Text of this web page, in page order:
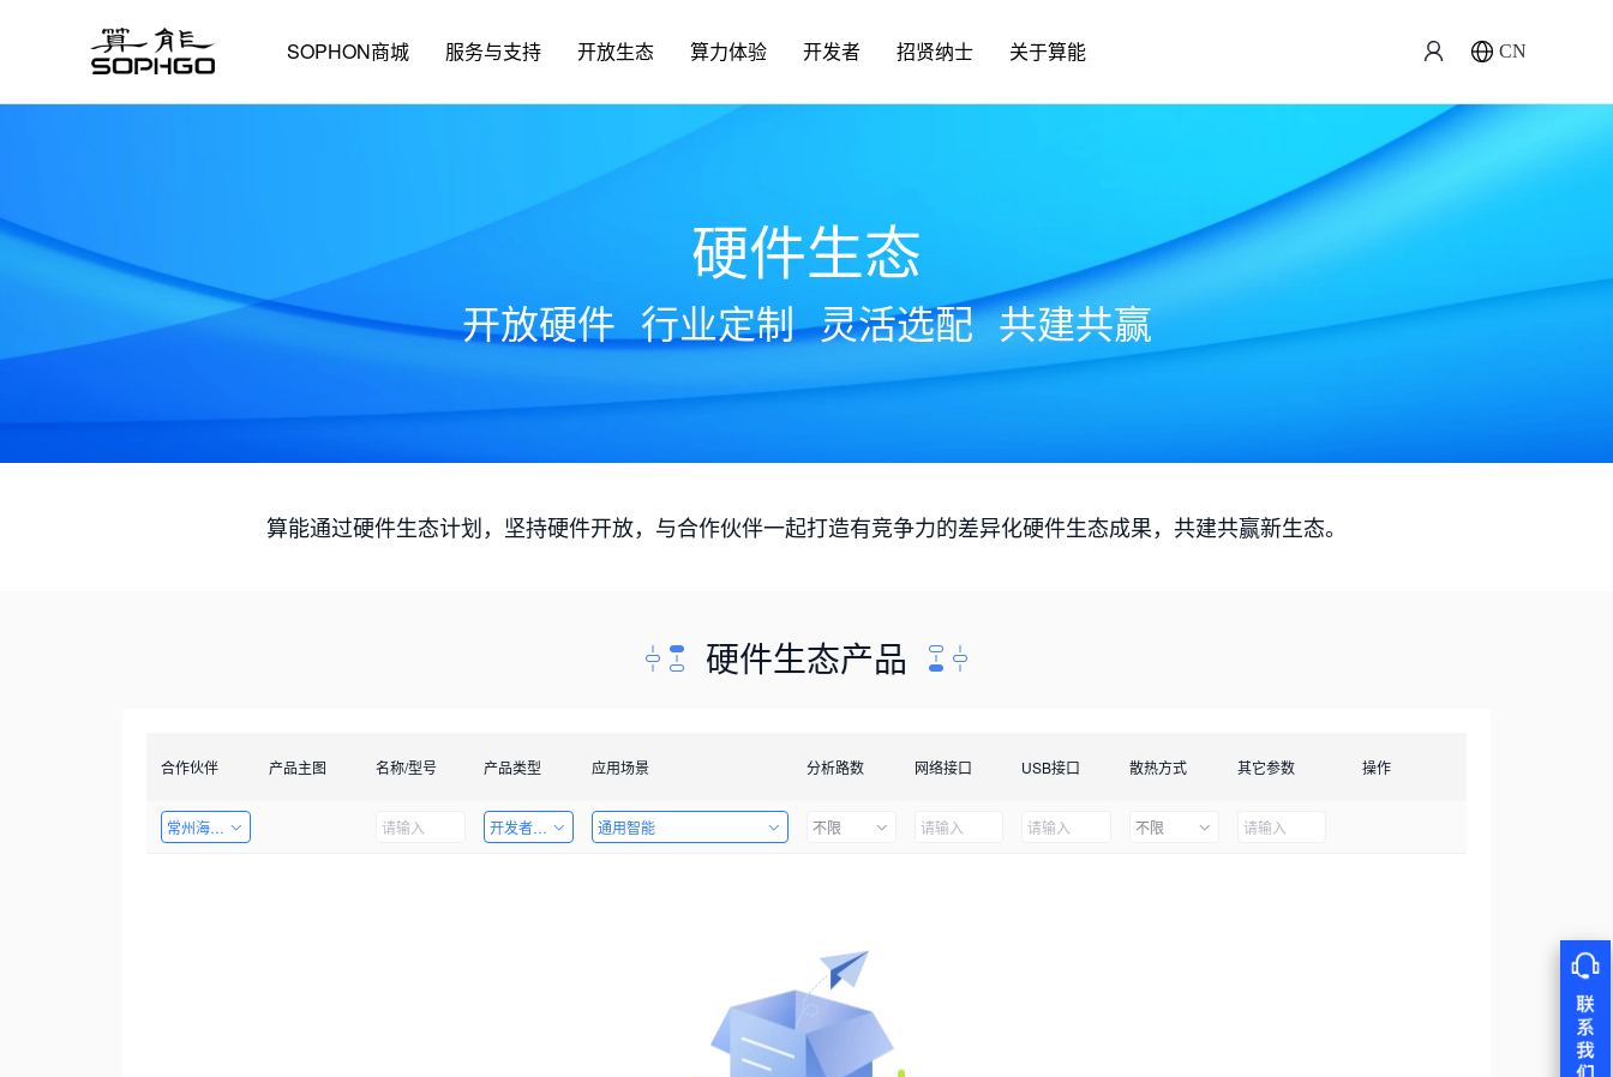
SOPHON商城 服务与支持 开放生态 算力体验 开发者 招贤纳士 关于算能 CN
硬件生态
开放硬件 行业定制 灵活选配 共建共赢
算能通过硬件生态计划，坚持硬件开放，与合作伙伴一起打造有竞争力的差异化硬件生态成果，共建共赢新生态。
硬件生态产品
合作伙伴 产品主图 名称/型号 产品类型 应用场景 分析路数 网络接口 USB接口 散热方式 其它参数 操作
常州海图电子科技有限公司 开发者套件 通用智能 不限 不限